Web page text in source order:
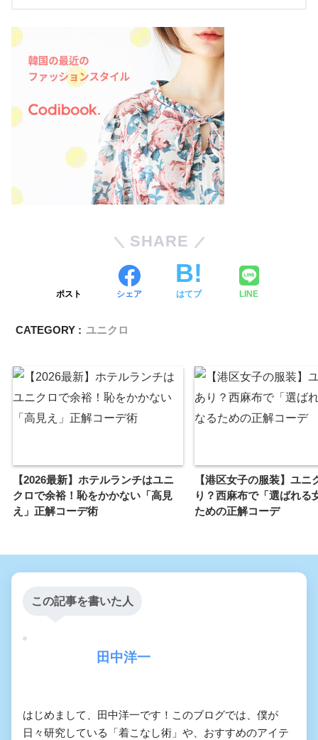
SHARE
ポスト シェア はてブ LINE
CATEGORY : ユニクロ
【2026最新】ホテルランチはユニ
クロで余裕！恥をかかない「高見
え」正解コーデ術
【港区女子の服装】ユニ
り？西麻布で「選ばれる
ための正解コーデ
この記事を書いた人
田中洋一
はじめまして、田中洋一です！このブログでは、僕が
日々研究している「着こなし術」や、おすすめのアイテ